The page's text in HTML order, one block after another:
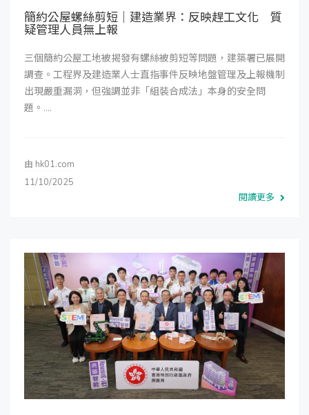
簡約公屋螺絲剪短｜建造業界：反映趕工文化 質
疑管理人員無上報
三個簡約公屋工地被揭發有螺絲被剪短等問題，建築署已展開
調查。工程界及建造業人士直指事件反映地盤管理及上報機制
出現嚴重漏洞，但強調並非「組裝合成法」本身的安全問
題。....
由 hk01.com
11/10/2025
閱讀更多